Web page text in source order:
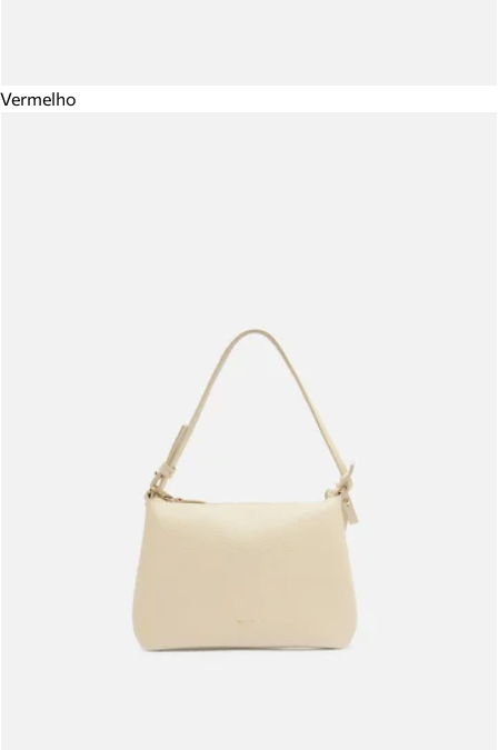
Vermelho